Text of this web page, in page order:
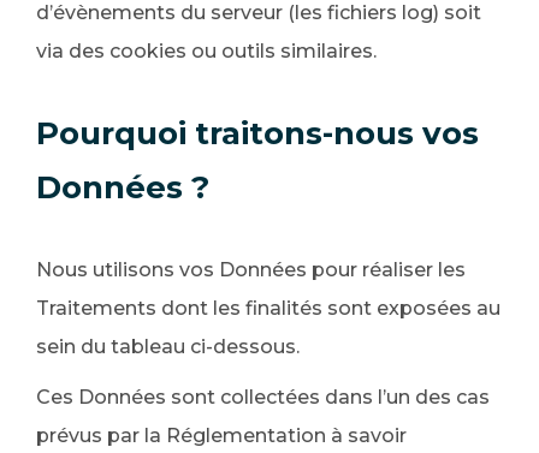
d’évènements du serveur (les fichiers log) soit
via des cookies ou outils similaires.
Pourquoi traitons-nous vos
Données ?
Nous utilisons vos Données pour réaliser les
Traitements dont les finalités sont exposées au
sein du tableau ci-dessous.
Ces Données sont collectées dans l’un des cas
prévus par la Réglementation à savoir